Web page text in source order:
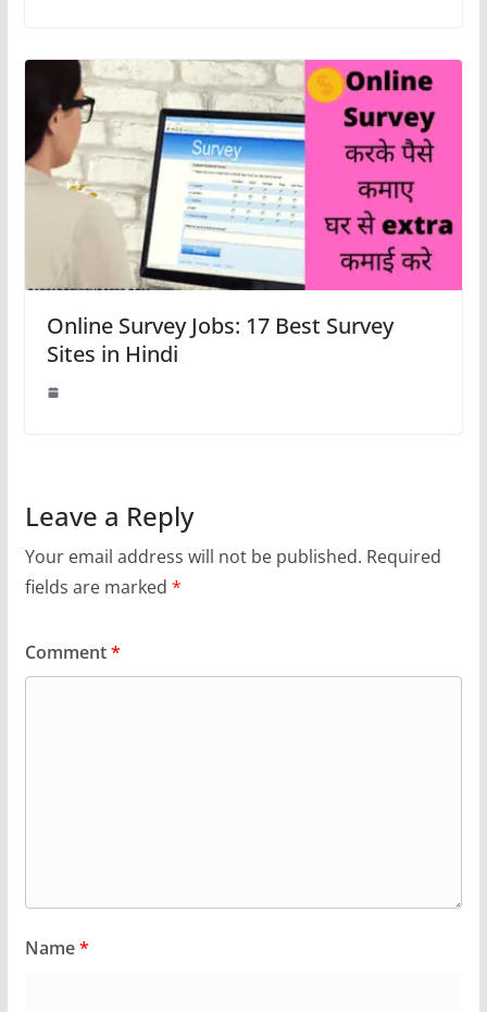
Online Survey Jobs: 17 Best Survey
Sites in Hindi
Leave a Reply
Your email address will not be published. Required
fields are marked *
Comment*
Name*